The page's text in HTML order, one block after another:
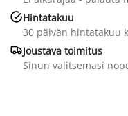
Hintatakuu
30 päivän hintatakuu
Joustava toimitus
Sinun valitsemasi